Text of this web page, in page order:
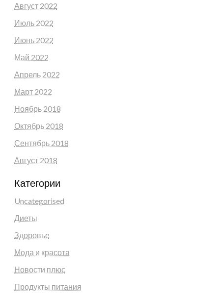
Август 2022
Июль 2022
Июнь 2022
Май 2022
Апрель 2022
Март 2022
Ноябрь 2018
Октябрь 2018
Сентябрь 2018
Август 2018
Категории
Uncategorised
Диеты
Здоровье
Мода и красота
Новости плюс
Продукты питания